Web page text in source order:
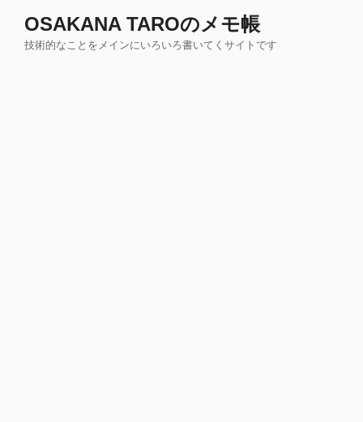
OSAKANA TAROのメモ帳
技術的なことをメインにいろいろ書いてくサイトです